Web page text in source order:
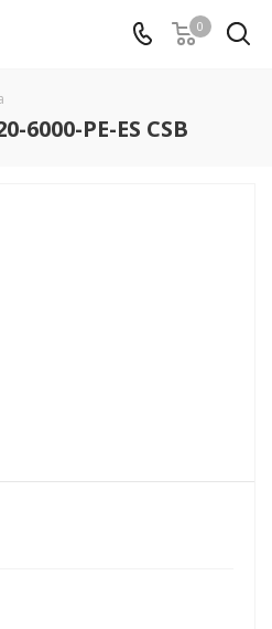
0
PE-ES CSB